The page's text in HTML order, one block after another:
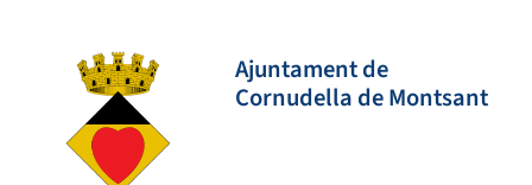
contingut
Ajuntament de
Cornudella de Montsant